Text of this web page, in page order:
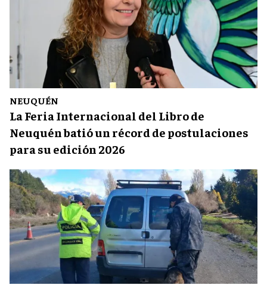
NEUQUÉN
La Feria Internacional del Libro de
Neuquén batió un récord de postulaciones
para su edición 2026